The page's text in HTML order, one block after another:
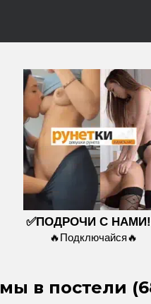
✅ПОДРОЧИ С
🔥Подключайся🔥
в постели